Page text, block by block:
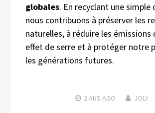
globales. En recyclant une simple
nous contribuons à préserver les
naturelles, à réduire les émissions
effet de serre et à protéger notre
les générations futures.
2 ANS AGO JOLY